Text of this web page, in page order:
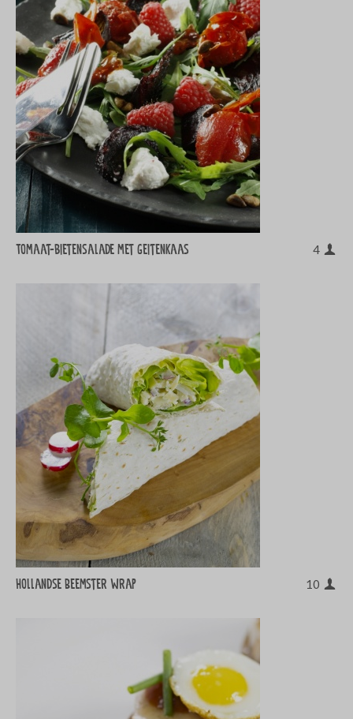
Tomaat-bietensalade met geitenkaas 4
Hollandse Beemster wrap 10